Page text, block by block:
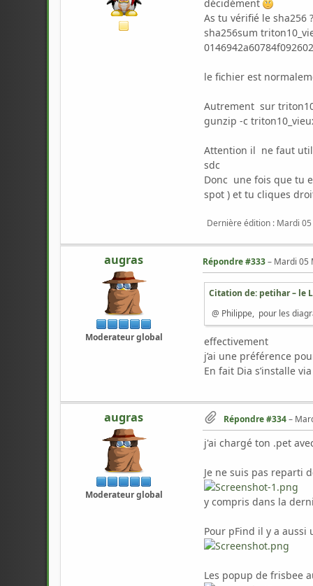
décidément
As tu vérifié le sha256 ?
sha256sum
le fichier est
Autrement sur
gunzip -c
Attention il ne faut
sdc
Donc une fois que tu
spot ) et tu cliques
Dernière édition : Mardi
augras
Moderateur global
Répondre #333– Mardi 05
Citation de: petihar – le
@ Philippe, pour les
effectivement
j’ai une préférence
En fait Dia s’installe
augras
Moderateur global
Répondre #334–
j'ai chargé ton .pet
Je ne suis pas reparti
y compris dans la
Pour pFind il y a
Les popup de frisbee